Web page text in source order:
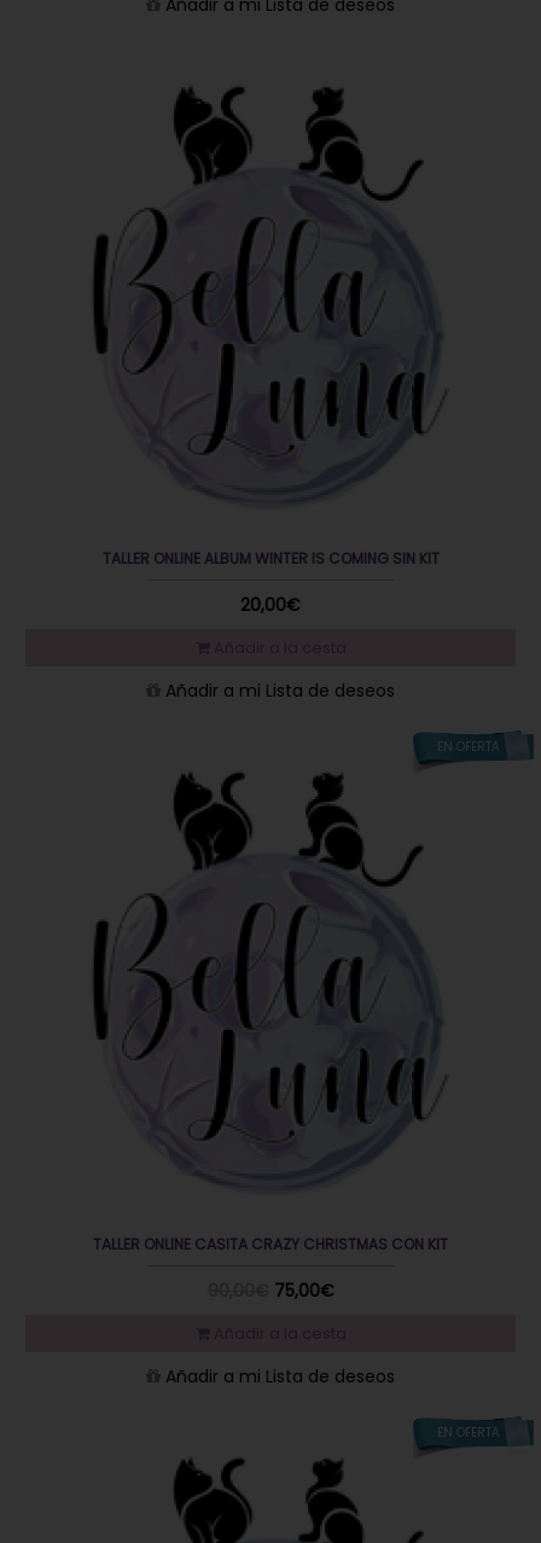
Añadir a mi Lista de deseos
TALLER ONLINE ALBUM WINTER IS COMING SIN KIT
20,00€
Añadir a mi Lista de deseos
EN OFERTA
TALLER ONLINE CASITA CRAZY CHRISTMAS CON KIT
75,00€
Añadir a mi Lista de deseos
EN OFERTA